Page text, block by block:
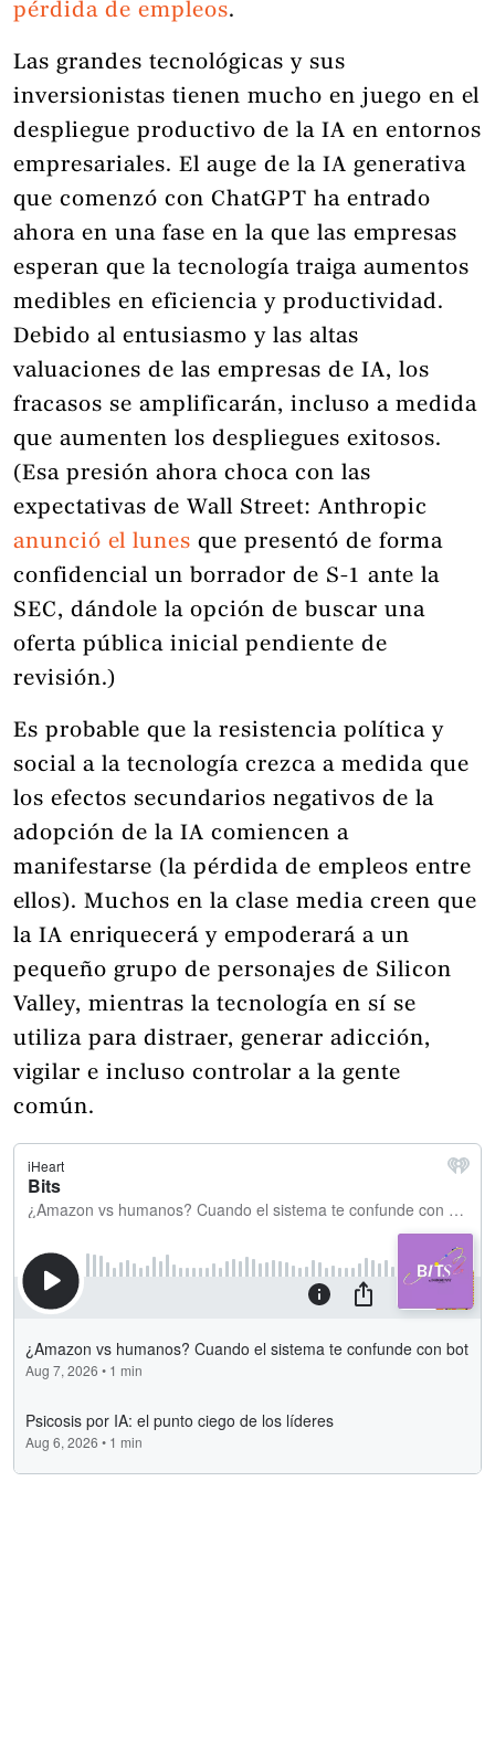
pérdida de empleos.
Las grandes tecnológicas y sus
inversionistas tienen mucho en juego en el
despliegue productivo de la IA en entornos
empresariales. El auge de la IA generativa
que comenzó con ChatGPT ha entrado
ahora en una fase en la que las empresas
esperan que la tecnología traiga aumentos
medibles en eficiencia y productividad.
Debido al entusiasmo y las altas
valuaciones de las empresas de IA, los
fracasos se amplificarán, incluso a medida
que aumenten los despliegues exitosos.
(Esa presión ahora choca con las
expectativas de Wall Street: Anthropic
anunció el lunes que presentó de forma
confidencial un borrador de S-1 ante la
SEC, dándole la opción de buscar una
oferta pública inicial pendiente de
revisión.)
Es probable que la resistencia política y
social a la tecnología crezca a medida que
los efectos secundarios negativos de la
adopción de la IA comiencen a
manifestarse (la pérdida de empleos entre
ellos). Muchos en la clase media creen que
la IA enriquecerá y empoderará a un
pequeño grupo de personajes de Silicon
Valley, mientras la tecnología en sí se
utiliza para distraer, generar adicción,
vigilar e incluso controlar a la gente
común.